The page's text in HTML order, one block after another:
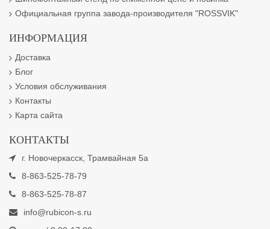
Официальная группа завода-производителя "ROSSVIK"
ИНФОРМАЦИЯ
Доставка
Блог
Условия обслуживания
Контакты
Карта сайта
КОНТАКТЫ
г. Новочеркасск, Трамвайная 5а
8-863-525-78-79
8-863-525-78-87
info@rubicon-s.ru